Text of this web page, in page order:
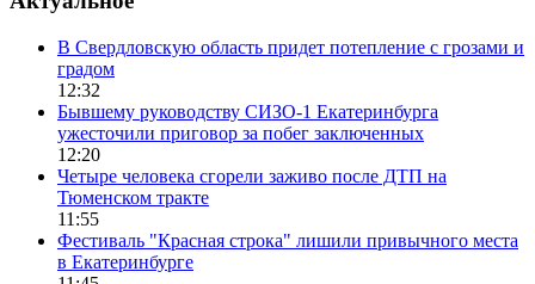
В Свердловскую область придет потепление с грозами и
градом
12:32
Бывшему руководству СИЗО-1 Екатеринбурга
ужесточили приговор за побег заключенных
12:20
Четыре человека сгорели заживо после ДТП на
Тюменском тракте
11:55
Фестиваль "Красная строка" лишили привычного места
в Екатеринбурге